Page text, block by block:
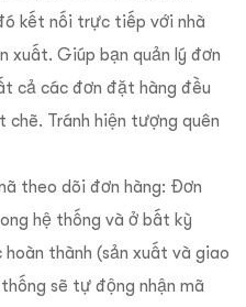
kết nối trực tiếp với nhà
xuất. Giúp bạn quản lý đơn
cả các đơn đặt hàng đều
Tránh hiện tượng quên
theo dõi đơn hàng: Đơn
hệ thống và ở bất kỳ
thành (sản xuất và giao
sẽ tự động nhận mã